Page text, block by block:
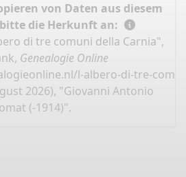
von Daten aus diesem
die Herkunft an:
di tre comuni della Carnia",
Genealogie Online
l-albero-di-tre-
2026), "Giovanni Antonio
(-1914)".